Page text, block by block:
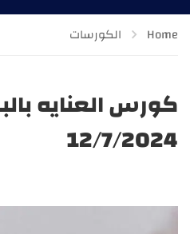
Home الكورسات
كورس العنايه
12/7/2024